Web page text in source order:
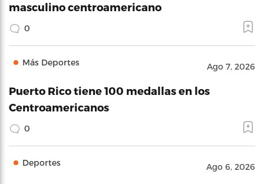
masculino centroamericano
0
Más Deportes Ago 7, 2026
Puerto Rico tiene 100 medallas en los
Centroamericanos
0
Deportes Ago 6, 2026